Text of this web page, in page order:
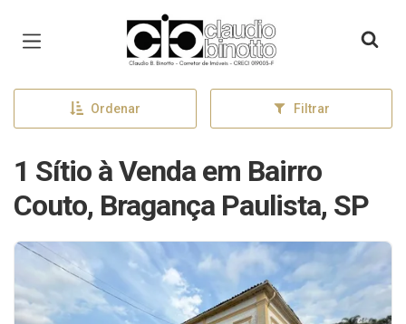
Página inicial
Ordenar Filtrar
1 Sítio à Venda em Bairro
Couto, Bragança Paulista, SP